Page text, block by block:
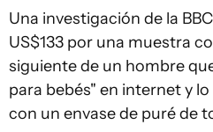
Una investigación de la
US$133 por una muestra
siguiente de un hombre
para bebés" en internet y
con un envase de puré de